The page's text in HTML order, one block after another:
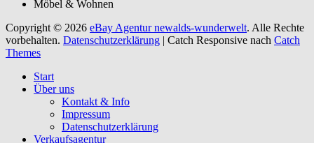
Möbel & Wohnen
Copyright © 2026 eBay Agentur newalds-wunderwelt. Alle Rechte
vorbehalten. Datenschutzerklärung | Catch Responsive nach Catch
Themes
oben
scrollen
Start
Über uns
Kontakt & Info
Impressum
Datenschutzerklärung
Verkaufsagentur